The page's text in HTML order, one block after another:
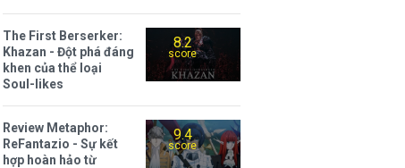
8.2
score
The First Berserker:
Khazan - Đột phá đáng
khen của thể loại
Soul-likes
9.4
score
Review Metaphor:
ReFantazio - Sự kết
hợp hoàn hảo từ